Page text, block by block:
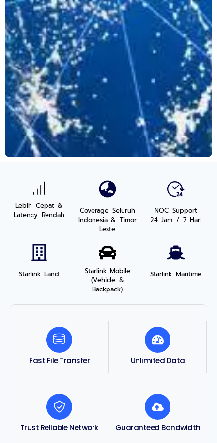
Lebih Cepat &
Latency Rendah
Coverage Seluruh
Indonesia & Timor
Leste
NOC Support
24 Jam / 7 Hari
Starlink Land
Starlink Mobile
(Vehicle &
Backpack)
Starlink Maritime
Fast File Transfer Unlimited Data
Trust Reliable Network Guaranteed Bandwidth